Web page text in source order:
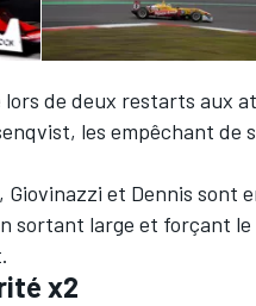
de deux restarts aux
les empêchant
Giovinazzi et Dennis sont
sortant large et forçant
x2